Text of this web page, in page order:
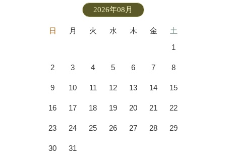
2026年08月
日 月 火 水 木 金
土
1
2 3 4 5 6 7 8
9 10 11 12 13 14 15
16 17 18 19 20 21 22
23 24 25 26 27 28 29
30 31